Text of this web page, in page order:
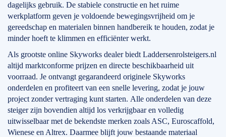
dagelijks gebruik. De stabiele constructie en het ruime
werkplatform geven je voldoende bewegingsvrijheid om je
gereedschap en materialen binnen handbereik te houden, zodat je
minder hoeft te klimmen en efficiënter werkt.
Als grootste online Skyworks dealer biedt Laddersenrolsteigers.nl
altijd marktconforme prijzen en directe beschikbaarheid uit
voorraad. Je ontvangt gegarandeerd originele Skyworks
onderdelen en profiteert van een snelle levering, zodat je jouw
project zonder vertraging kunt starten. Alle onderdelen van deze
steiger zijn bovendien altijd los verkrijgbaar en volledig
uitwisselbaar met de bekendste merken zoals ASC, Euroscaffold,
Wienese en Altrex. Daarmee blijft jouw bestaande materiaal